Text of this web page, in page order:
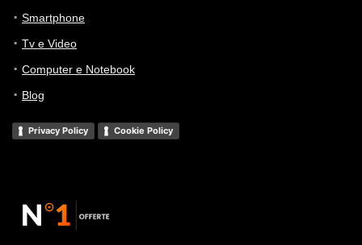
Smartphone
Tv e Video
Computer e Notebook
Blog
Privacy Policy Cookie Policy